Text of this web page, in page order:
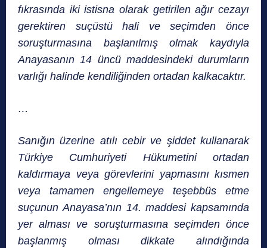
fıkrasında iki istisna olarak getirilen ağır cezayı
gerektiren suçüstü hali ve seçimden önce
soruşturmasına başlanılmış olmak kaydıyla
Anayasanın 14 üncü maddesindeki durumların
varlığı halinde kendiliğinden ortadan kalkacaktır.
…
Sanığın üzerine atılı cebir ve şiddet kullanarak
Türkiye Cumhuriyeti Hükumetini ortadan
kaldırmaya veya görevlerini yapmasını kısmen
veya tamamen engellemeye teşebbüs etme
suçunun Anayasa’nın 14. maddesi kapsamında
yer alması ve soruşturmasına seçimden önce
başlanmış olması dikkate alındığında